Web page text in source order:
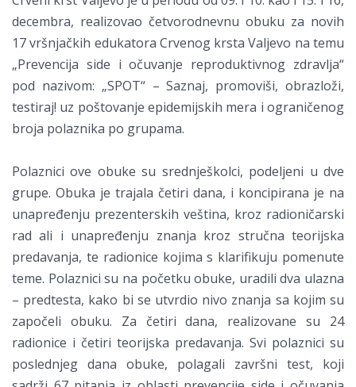
decembra, realizovao četvorodnevnu obuku za novih
17 vršnjačkih edukatora Crvenog krsta Valjevo na temu
„Prevencija side i očuvanje reproduktivnog zdravlja“
pod nazivom: „SPOT“ – Saznaj, promoviši, obrazloži,
testiraj! uz poštovanje epidemijskih mera i ograničenog
broja polaznika po grupama.
Polaznici ove obuke su srednješkolci, podeljeni u dve
grupe. Obuka je trajala četiri dana, i koncipirana je na
unapređenju prezenterskih veština, kroz radioničarski
rad ali i unapređenju znanja kroz stručna teorijska
predavanja, te radionice kojima s klarifikuju pomenute
teme. Polaznici su na početku obuke, uradili dva ulazna
– predtesta, kako bi se utvrdio nivo znanja sa kojim su
započeli obuku. Za četiri dana, realizovane su 24
radionice i četiri teorijska predavanja. Svi polaznici su
poslednjeg dana obuke, polagali završni test, koji